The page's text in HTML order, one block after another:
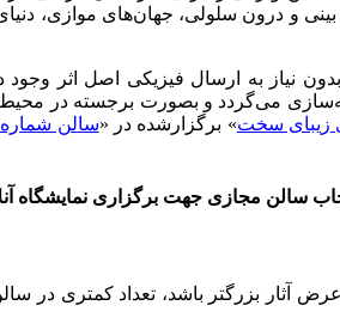
و درون سلولی، جهان‌های موازی،
نیاز به ارسال فیزیکی اصل اثر
می‌گردد و بصورت برجسته در محیط
زیبای سخت» برگزارشده در «سالن شماره 1004
سالن مجازی جهت برگزاری نمایشگاه
آثار بزرگتر باشد، تعداد کمتری در